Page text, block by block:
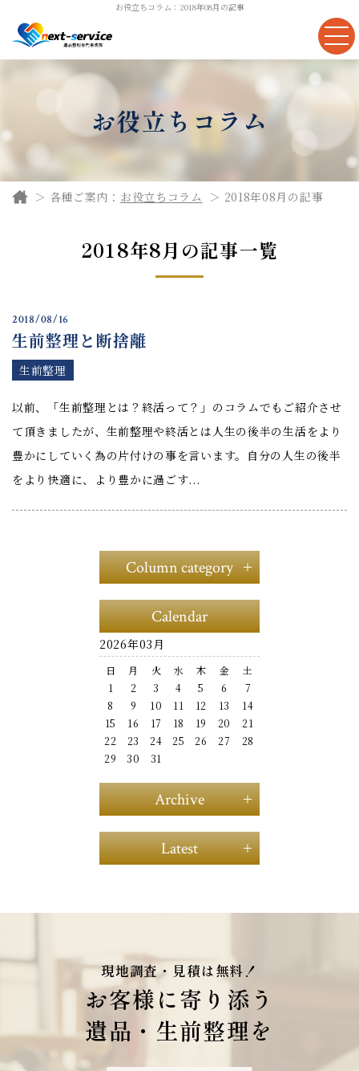
お役立ちコラム：2018年08月の記事
お役立ちコラム
各種ご案内： お役立ちコラム 2018年08月の記事
2018年8月の記事一覧
2018/08/16
生前整理と断捨離
生前整理
以前、「生前整理とは？終活って？」のコラムでもご紹介させ
て頂きましたが、生前整理や終活とは人生の後半の生活をより
豊かにしていく為の片付けの事を言います。自分の人生の後半
をより快適に、より豊かに過ごす...
Column category
生前整理
遺品整理
Calendar
2026年03月
日 月 火 水 木 金
土
1
2 3 4 5 6
7
8
9 10 11 12 13
14
15
16 17 18 19 20
21
22
23 24 25 26 27
28
29
30 31
Archive
2025年04月（1）
2024年06月（1）
2018年09月（1）
2018年08月（1）
2018年06月（1）
Latest
現地調査・見積は無料！
お客様に寄り添う
遺品・生前整理を